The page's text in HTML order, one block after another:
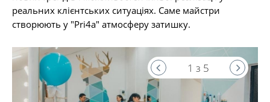
реальних клієнтських ситуаціях. Саме майстри
створюють у "Pri4a" атмосферу затишку.
1 з 5